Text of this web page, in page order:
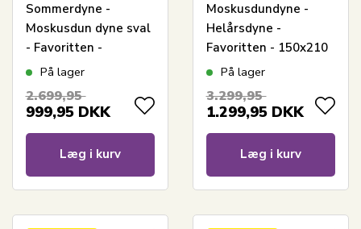
Sommerdyne -
Moskusdun dyne sval
- Favoritten -
150x210 cm - Bedste
moskusdun
På lager
2.699,95
999,95 DKK
Læg i kurv
Moskusdundyne -
Helårsdyne -
Favoritten - 150x210
cm - Bedste dundyne
På lager
3.299,95
1.299,95 DKK
Læg i kurv